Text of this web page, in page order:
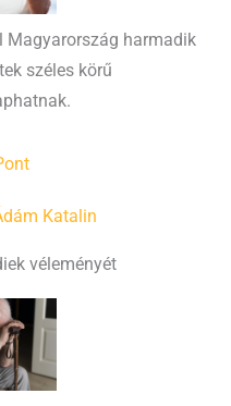
Magyarország harmadik
széles körű
Katalin
véleményét